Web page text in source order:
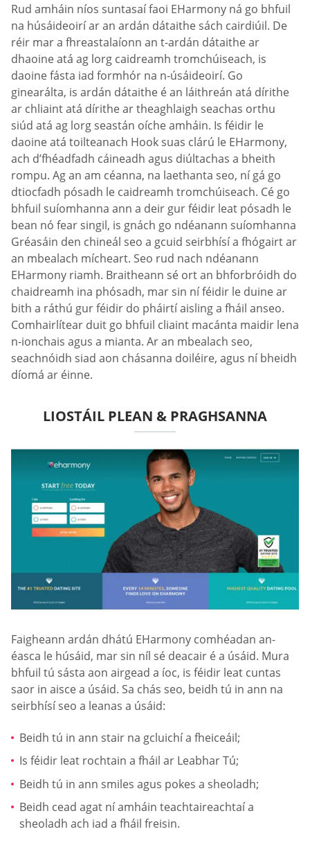
Rud amháin níos suntasaí faoi EHarmony ná go bhfuil
na húsáideoirí ar an ardán dátaithe sách cairdiúil. De
réir mar a fhreastalaíonn an t-ardán dátaithe ar
dhaoine atá ag lorg caidreamh tromchúiseach, is
daoine fásta iad formhór na n-úsáideoirí. Go
ginearálta, is ardán dátaithe é an láithreán atá dírithe
ar chliaint atá dírithe ar theaghlaigh seachas orthu
siúd atá ag lorg seastán oíche amháin. Is féidir le
daoine atá toilteanach Hook suas clárú le EHarmony,
ach d’fhéadfadh cáineadh agus diúltachas a bheith
rompu. Ag an am céanna, na laethanta seo, ní gá go
dtiocfadh pósadh le caidreamh tromchúiseach. Cé go
bhfuil suíomhanna ann a deir gur féidir leat pósadh le
bean nó fear singil, is gnách go ndéanann suíomhanna
Gréasáin den chineál seo a gcuid seirbhísí a fhógairt ar
an mbealach mícheart. Seo rud nach ndéanann
EHarmony riamh. Braitheann sé ort an bhforbróidh do
chaidreamh ina phósadh, mar sin ní féidir le duine ar
bith a ráthú gur féidir do pháirtí aisling a fháil anseo.
Comhairlítear duit go bhfuil cliaint macánta maidir lena
n-ionchais agus a mianta. Ar an mbealach seo,
seachnóidh siad aon chásanna doiléire, agus ní bheidh
díomá ar éinne.
LIOSTÁIL PLEAN & PRAGHSANNA
Faigheann ardán dhátú EHarmony comhéadan an-
éasca le húsáid, mar sin níl sé deacair é a úsáid. Mura
bhfuil tú sásta aon airgead a íoc, is féidir leat cuntas
saor in aisce a úsáid. Sa chás seo, beidh tú in ann na
seirbhísí seo a leanas a úsáid:
Beidh tú in ann stair na gcluichí a fheiceáil;
Is féidir leat rochtain a fháil ar Leabhar Tú;
Beidh tú in ann smiles agus pokes a sheoladh;
Beidh cead agat ní amháin teachtaireachtaí a
sheoladh ach iad a fháil freisin.